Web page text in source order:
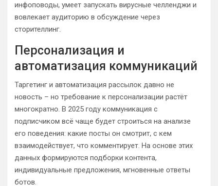
инфоповоды, умеет запускать вирусные челленджи и
вовлекает аудиторию в обсуждение через
сторителлинг.
Персонализация и
автоматизация коммуникаций
Таргетинг и автоматизация рассылок давно не
новость – но требование к персонализации растёт
многократно. В 2025 году коммуникация с
подписчиком всё чаще будет строиться на анализе
его поведения: какие посты он смотрит, с кем
взаимодействует, что комментирует. На основе этих
данных формируются подборки контента,
индивидуальные предложения, мгновенные ответы
ботов.